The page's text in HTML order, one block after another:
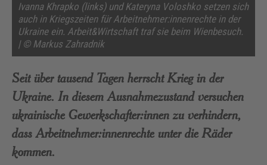
Ivanna Khrapko (links) und Kateryna Voloshko setzen sich
auch in Kriegszeiten für Arbeitnehmer:innenrechte in der
Ukraine ein. Arbeit&Wirtschaft traf sie beim Wienbesuch.
| © Markus Zahradnik
Seit über tausend Tagen herrscht Krieg in der
Ukraine. In diesem Ausnahmezustand versuchen
ukrainische Gewerkschafter:innen zu verhindern,
dass Arbeitnehmer:innenrechte unter die Räder
kommen.